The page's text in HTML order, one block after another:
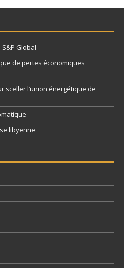
Global
de pertes économiques
sceller l’union énergétique de
libyenne